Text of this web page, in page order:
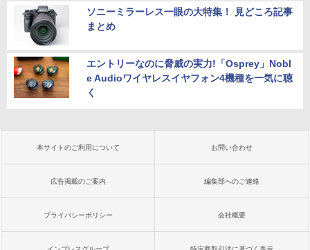
ソニーミラーレス一眼の大特集！ 見どころ記事
まとめ
エントリーなのに脅威の実力!「Osprey」Nobl
e Audioワイヤレスイヤフォン4機種を一気に聴
く
本サイトのご利用について お問い合わせ
広告掲載のご案内 編集部へのご連絡
プライバシーポリシー 会社概要